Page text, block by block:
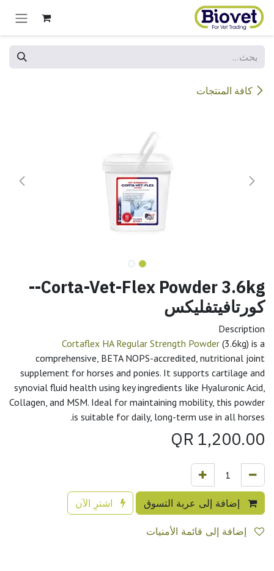
تخطي للذهاب إلى المحتوى
كافة المنتجات
Corta-Vet-Flex Powder 3.6kg--
كورتافيتفليكس
Description
Cortaflex HA Regular Strength Powder (3.6kg) is a
comprehensive, BETA NOPS-accredited, nutritional joint
supplement for horses and ponies. It supports cartilage and
synovial fluid health using key ingredients like Hyaluronic Acid,
Collagen, and MSM. Ideal for maintaining mobility, this powder
is suitable for daily, long-term use in all horses.
1,200.00
إضافة إلى عربة التسوق اشترِ الآن